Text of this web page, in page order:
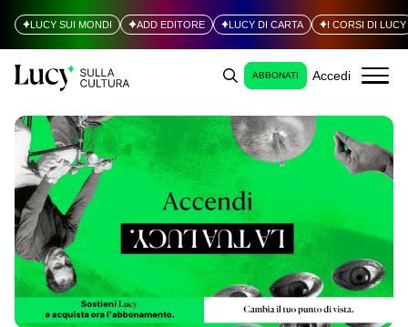
LUCY SUI MONDI ADD EDITORE LUCY DI CARTA I CORSI DI LUCY
ABBONATI Accedi